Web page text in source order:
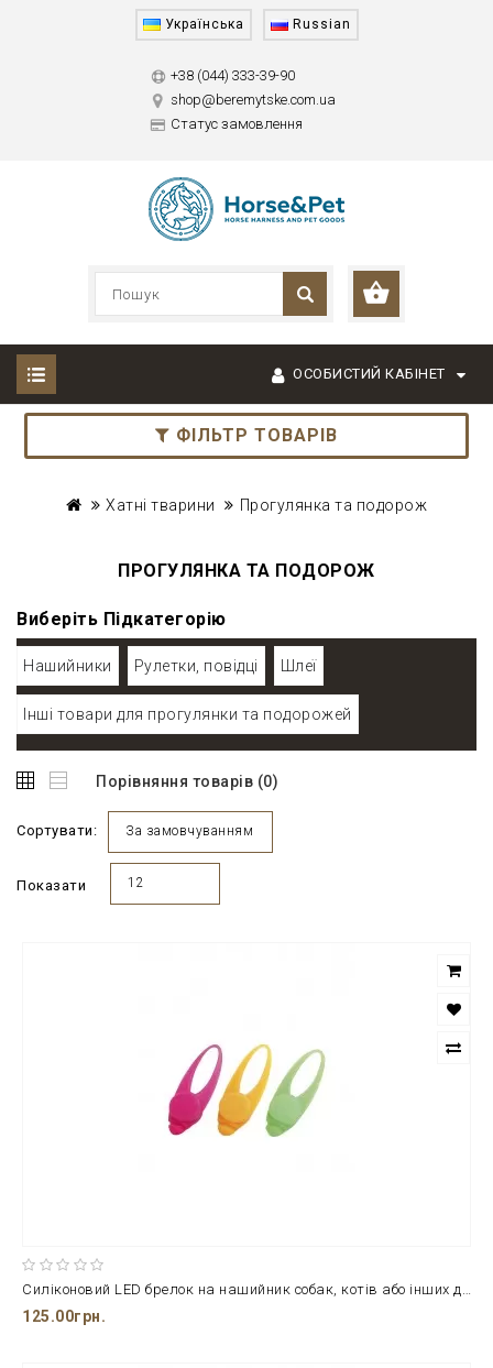
Українська Russian
+38 (044) 333-39-90
shop@beremytske.com.ua
Статус замовлення
ОСОБИСТИЙ КАБІНЕТ
ФІЛЬТР ТОВАРІВ
Хатні тварини Прогулянка та подорож
ПРОГУЛЯНКА ТА ПОДОРОЖ
Виберіть Підкатегорію
Нашийники Рулетки, повідці Шлеї
Інші товари для прогулянки та подорожей
Порівняння товарів (0)
Сортувати: За замовчуванням
Показати 12
125.00грн.